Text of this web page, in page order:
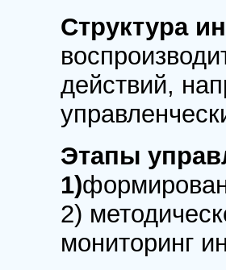
Структура
действий,
Этапы
1)
2)
мониторинг